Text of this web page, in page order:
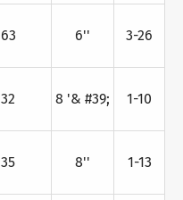
63 6'' 3-26
32 8 '& #39; 1-10
35 8'' 1-13